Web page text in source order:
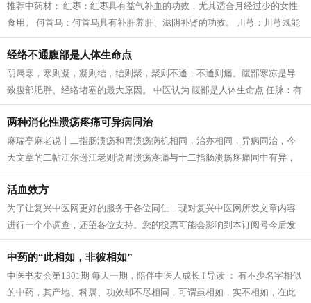
推荐中药材： 红枣：红枣具有益气补血的功效，尤其适合月经过少的女性
食用。 何首乌：何首乌具有补肝养肝、滋阴补肾的功效。 川芎：川芎既能
活血、又能行气，被称为血中气药。...
经络不通腹部是人体生命点
阴属寒，寒则凝，凝则结，结则聚，聚则不通，不通则痛。腹部寒凉是导
致腹部肥胖、经络堵塞的最大原因。 中医认为 腹部是人体生命点 任脉：有
统任全身的阴经，调节五脏的作用...
两种消化性溃疡疼痛可异病同治
麻瑞亭麻老说十二指肠溃疡和胃溃疡病机相同，治亦相同，异病同治，今
天文章的二帖江尔逊江老则说胃溃疡疼痛与十二指肠溃疡疼痛同中有异，
不可混同施治，书友们怎么看？ 【脉证...
活血效方
为了让复兴中医网更好的服务于各位同仁，现对复兴中医网所发文章内容
进行一个小调查，还望各位支持。您的投票可能会影响到本订阅号今后发
展方向，感谢您的配合。 活血逐瘀方剂...
中药的“此相如，非彼相如”
中医书友会第1301期 每天一期，陪伴中医人成长 I 导读 ： 有不少名字相似
的中药，其产地、科属、功效却不尽相同，可谓虽相如，实不相如，在此